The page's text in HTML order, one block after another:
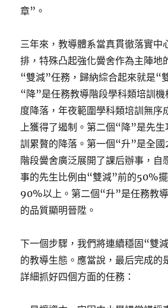
章”。
三年來，教導體系當真貫徹落實中
排，特殊凸起強化黌舍作為主陣地
“雙減”任務，歸納綜合起來就是“
“降”是任務教導階段學科類培訓
度降落，年夜範圍學科類培訓無序
上獲得了遏制。第二個“降”是先
訓累贅的降落。第一個“升”是全
階段黌舍廣泛展開了課后辦事，自
事的先生比例由“雙減”前的50%
90%以上。第二個“升”是任務教
的品質顯明晉陞。
下一個步驟，我們將連續穩固“雙
的教導生態。應當說，最后完成的
詳細抓好四個方面的任務：